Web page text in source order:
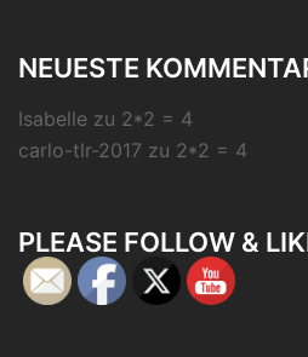
NEUESTE
Isabelle zu 2*2 = 4
carlo-tlr-2017 zu 2*2 = 4
PLEASE FOLLOW &